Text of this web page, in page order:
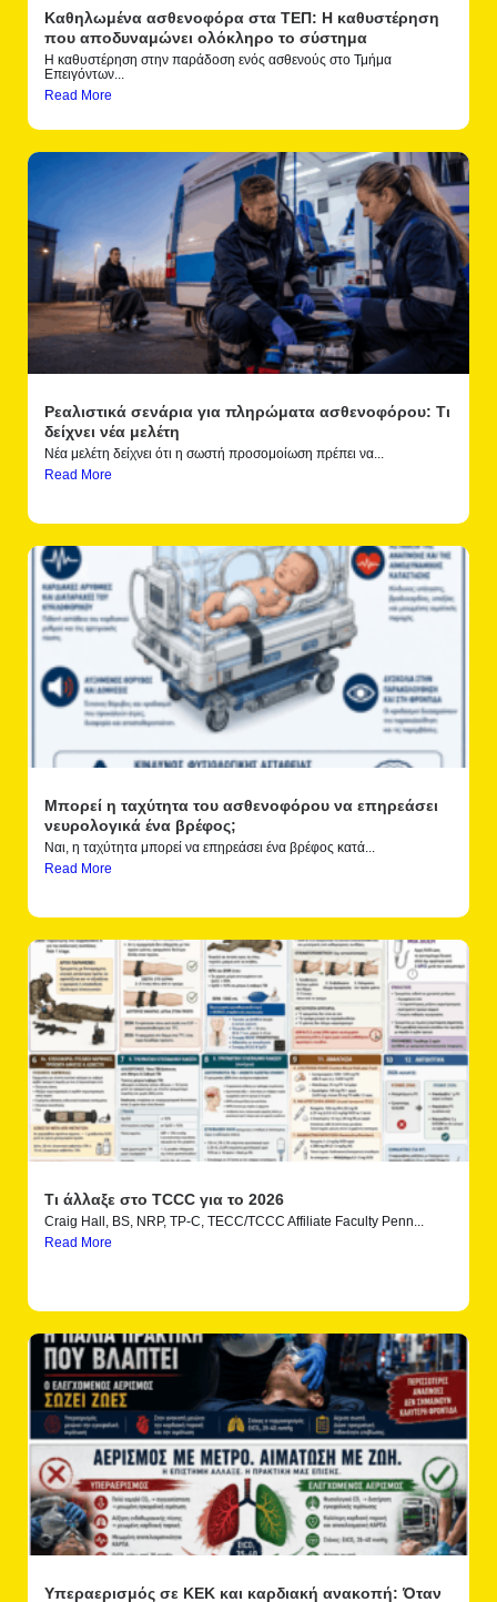
Καθηλωμένα ασθενοφόρα στα ΤΕΠ: Η καθυστέρηση
που αποδυναμώνει ολόκληρο το σύστημα
Η καθυστέρηση στην παράδοση ενός ασθενούς στο Τμήμα
Επειγόντων...
Read More
Ρεαλιστικά σενάρια για πληρώματα ασθενοφόρου: Τι
δείχνει νέα μελέτη
Νέα μελέτη δείχνει ότι η σωστή προσομοίωση πρέπει να...
Read More
Μπορεί η ταχύτητα του ασθενοφόρου να επηρεάσει
νευρολογικά ένα βρέφος;
Ναι, η ταχύτητα μπορεί να επηρεάσει ένα βρέφος κατά...
Read More
Τι άλλαξε στο TCCC για το 2026
Craig Hall, BS, NRP, TP-C, TECC/TCCC Affiliate Faculty Penn...
Read More
Υπεραερισμός σε ΚΕΚ και καρδιακή ανακοπή: Όταν